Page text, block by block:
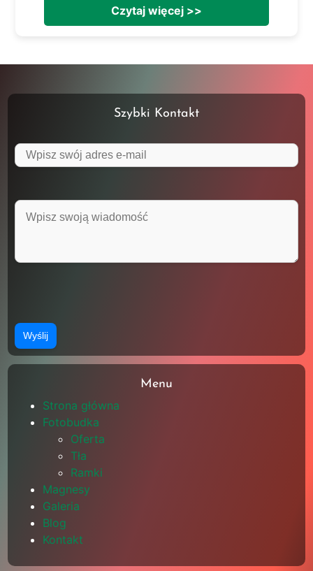
Czytaj więcej >>
Szybki Kontakt
Menu
Strona główna
Fotobudka
Oferta
Tła
Ramki
Magnesy
Galeria
Blog
Kontakt